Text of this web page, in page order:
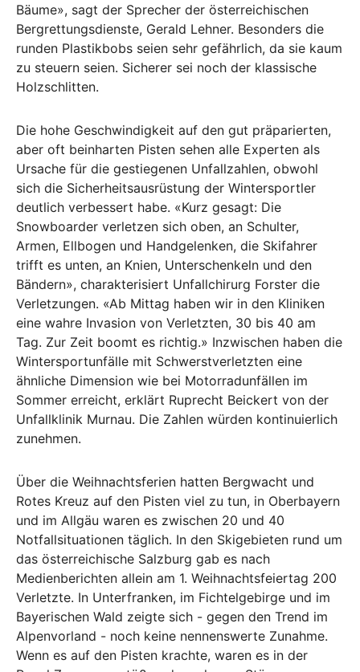
Bäume», sagt der Sprecher der österreichischen
Bergrettungsdienste, Gerald Lehner. Besonders die
runden Plastikbobs seien sehr gefährlich, da sie kaum
zu steuern seien. Sicherer sei noch der klassische
Holzschlitten.
Die hohe Geschwindigkeit auf den gut präparierten,
aber oft beinharten Pisten sehen alle Experten als
Ursache für die gestiegenen Unfallzahlen, obwohl
sich die Sicherheitsausrüstung der Wintersportler
deutlich verbessert habe. «Kurz gesagt: Die
Snowboarder verletzen sich oben, an Schulter,
Armen, Ellbogen und Handgelenken, die Skifahrer
trifft es unten, an Knien, Unterschenkeln und den
Bändern», charakterisiert Unfallchirurg Forster die
Verletzungen. «Ab Mittag haben wir in den Kliniken
eine wahre Invasion von Verletzten, 30 bis 40 am
Tag. Zur Zeit boomt es richtig.» Inzwischen haben die
Wintersportunfälle mit Schwerstverletzten eine
ähnliche Dimension wie bei Motorradunfällen im
Sommer erreicht, erklärt Ruprecht Beickert von der
Unfallklinik Murnau. Die Zahlen würden kontinuierlich
zunehmen.
Über die Weihnachtsferien hatten Bergwacht und
Rotes Kreuz auf den Pisten viel zu tun, in Oberbayern
und im Allgäu waren es zwischen 20 und 40
Notfallsituationen täglich. In den Skigebieten rund um
das österreichische Salzburg gab es nach
Medienberichten allein am 1. Weihnachtsfeiertag 200
Verletzte. In Unterfranken, im Fichtelgebirge und im
Bayerischen Wald zeigte sich - gegen den Trend im
Alpenvorland - noch keine nennenswerte Zunahme.
Wenn es auf den Pisten krachte, waren es in der